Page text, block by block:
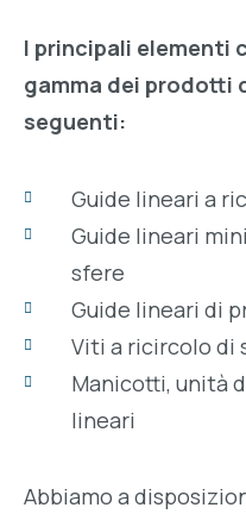
I principali elementi
gamma dei prodotti
seguenti:
Guide lineari a
Guide lineari
sfere
Guide lineari di
Viti a ricircolo di
Manicotti, unità
lineari
Abbiamo a